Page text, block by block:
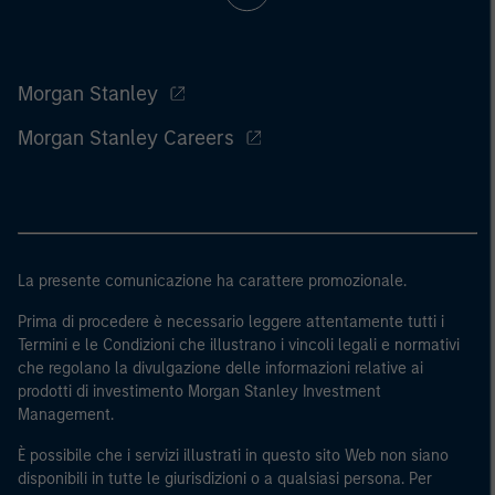
Morgan Stanley
Morgan Stanley Careers
La presente comunicazione ha carattere promozionale.
Prima di procedere è necessario leggere attentamente tutti i
Termini e le Condizioni che illustrano i vincoli legali e normativi
che regolano la divulgazione delle informazioni relative ai
prodotti di investimento Morgan Stanley Investment
Management.
È possibile che i servizi illustrati in questo sito Web non siano
disponibili in tutte le giurisdizioni o a qualsiasi persona. Per